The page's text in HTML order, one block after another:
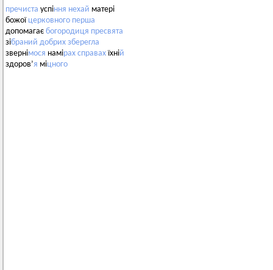
пречиста успіння нехай матері
божої церковного перша
допомагає богородиця пресвята
зібраний добрих зберегла
звернімося намірах справах їхній
здоров’я міцного